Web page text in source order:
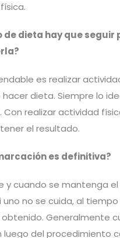
de dieta hay que seguir
es realizar
dieta. Siempre lo
Con realizar actividad
el resultado.
es definitiva?
y cuando se mantenga
uno no se cuida, al
Generalmente
luego del procedimiento